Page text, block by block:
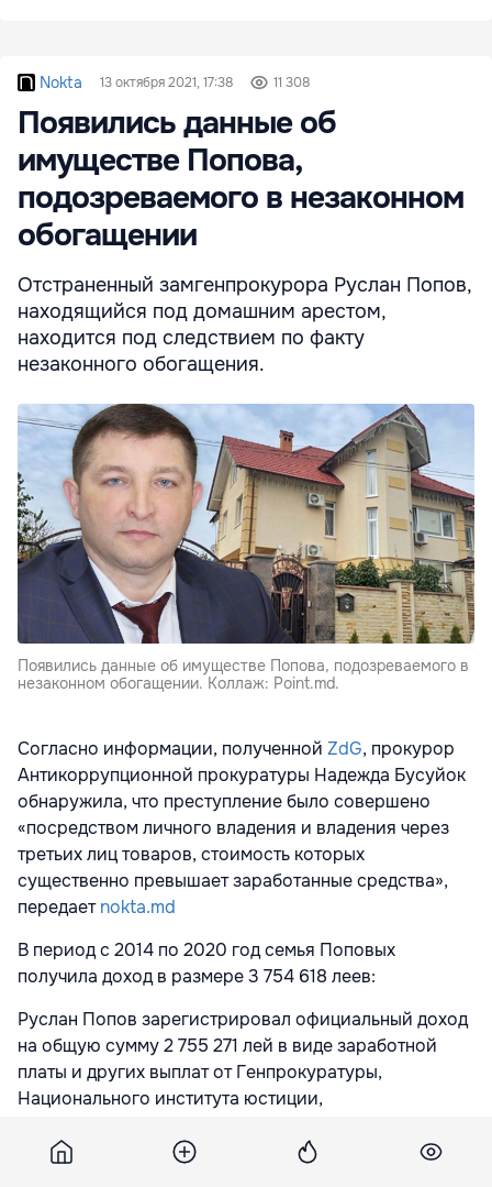
Nokta 13 октября 2021, 17:38 11 308
Появились данные об
имуществе Попова,
подозреваемого в незаконном
обогащении
Отстраненный замгенпрокурора Руслан Попов,
находящийся под домашним арестом,
находится под следствием по факту
незаконного обогащения.
Появились данные об имуществе Попова, подозреваемого в
незаконном обогащении. Коллаж: Point.md.
Согласно информации, полученной ZdG, прокурор
Антикоррупционной прокуратуры Надежда Бусуйок
обнаружила, что преступление было совершено
«посредством личного владения и владения через
третьих лиц товаров, стоимость которых
существенно превышает заработанные средства»,
передаетnokta.md
В период с 2014 по 2020 год семья Поповых
получила доход в размере 3 754 618 леев:
Руслан Попов зарегистрировал официальный доход
на общую сумму 2 755 271 лей в виде заработной
платы и других выплат от Генпрокуратуры,
Национального института юстиции,
Университета европейских исследований Молдовы,